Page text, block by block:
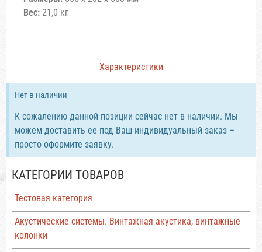
КАТЕГОРИИ ТОВАРОВ
Тестовая категория
Акустические системы. Винтажная акустика, винтажные
колонки
Характеристики
Вес: 21,0 кг
Нет в наличии
К сожалению данной позиции сейчас нет в наличии. Мы
можем доставить ее под Ваш индивидуальный заказ –
просто оформите заявку.